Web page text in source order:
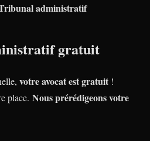
administratif
gratuit
votre avocat est gratuit !
place. Nous prérédigeons votre